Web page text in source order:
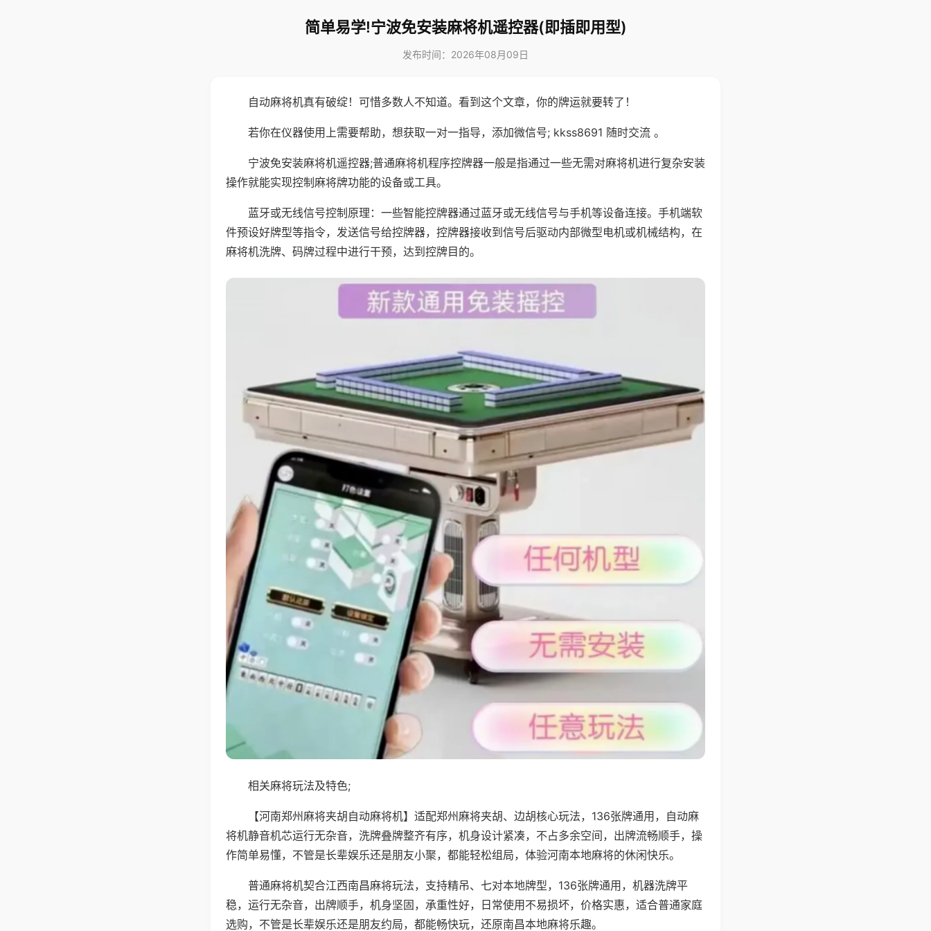
简单易学!宁波免安装麻将机遥控器(即插即用型)
发布时间：2026年08月09日
自动麻将机真有破绽！可惜多数人不知道。看到这个文章，你的牌运就要转了！
若你在仪器使用上需要帮助，想获取一对一指导，添加微信号; kkss8691 随时交流 。
宁波免安装麻将机遥控器;普通麻将机程序控牌器一般是指通过一些无需对麻将机进行复杂安装
操作就能实现控制麻将牌功能的设备或工具。
蓝牙或无线信号控制原理：一些智能控牌器通过蓝牙或无线信号与手机等设备连接。手机端软
件预设好牌型等指令，发送信号给控牌器，控牌器接收到信号后驱动内部微型电机或机械结构，在
麻将机洗牌、码牌过程中进行干预，达到控牌目的。
相关麻将玩法及特色;
【河南郑州麻将夹胡自动麻将机】适配郑州麻将夹胡、边胡核心玩法，136张牌通用，自动麻
将机静音机芯运行无杂音，洗牌叠牌整齐有序，机身设计紧凑，不占多余空间，出牌流畅顺手，操
作简单易懂，不管是长辈娱乐还是朋友小聚，都能轻松组局，体验河南本地麻将的休闲快乐。
普通麻将机契合江西南昌麻将玩法，支持精吊、七对本地牌型，136张牌通用，机器洗牌平
稳，运行无杂音，出牌顺手，机身坚固，承重性好，日常使用不易损坏，价格实惠，适合普通家庭
选购，不管是长辈娱乐还是朋友约局，都能畅快玩，还原南昌本地麻将乐趣。